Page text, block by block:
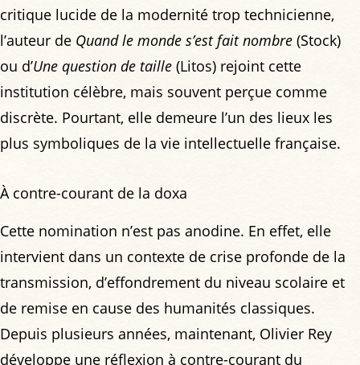
critique lucide de la modernité trop technicienne,
l’auteur de Quand le monde s’est fait nombre (Stock)
ou d’Une question de taille (Litos) rejoint cette
institution célèbre, mais souvent perçue comme
discrète. Pourtant, elle demeure l’un des lieux les
plus symboliques de la vie intellectuelle française.
À contre-courant de la doxa
Cette nomination n’est pas anodine. En effet, elle
intervient dans un contexte de crise profonde de la
transmission, d’effondrement du niveau scolaire et
de remise en cause des humanités classiques.
Depuis plusieurs années, maintenant, Olivier Rey
développe une réflexion à contre-courant du